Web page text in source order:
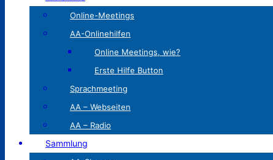
Online-Meetings
AA-Onlinehilfen
Online Meetings, wie?
Erste Hilfe Button
Sprachmeeting
AA – Webseiten
AA – Radio
Sammlung